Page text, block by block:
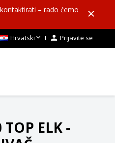
– rado ćemo
Hrvatski  Prijavite se
ELK -